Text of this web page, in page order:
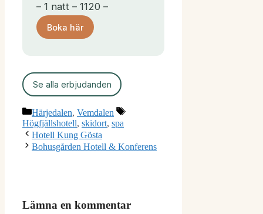
– 1 natt – 1120 –
Boka här
Se alla erbjudanden
Kategorier
Härjedalen, Vemdalen
Etiketter
Högfjällshotell, skidort, spa
Hotell Kung Gösta
Bohusgården Hotell & Konferens
Lämna en kommentar